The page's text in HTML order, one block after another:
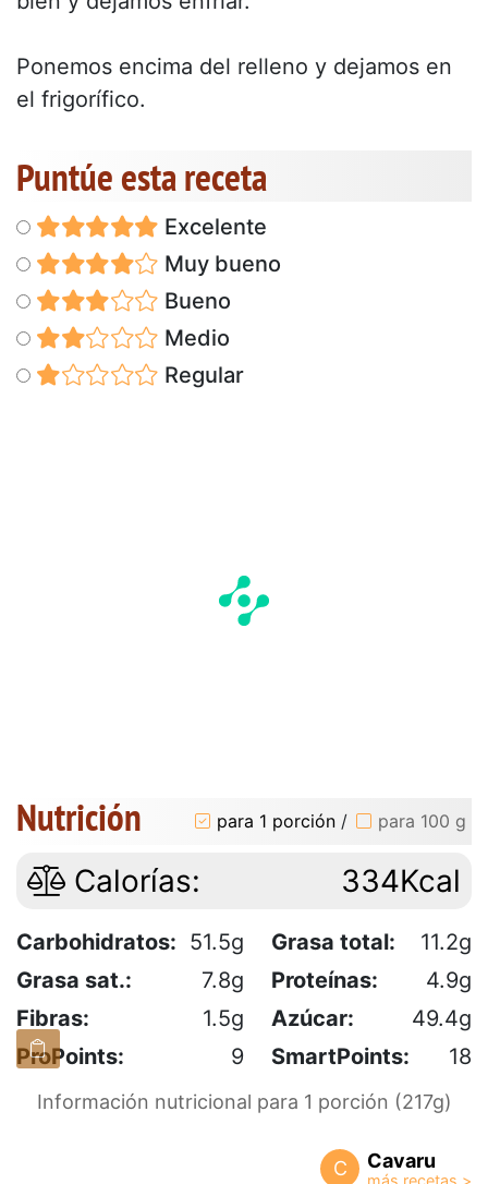
Ponemos encima del relleno y dejamos en
el frigorífico.
Puntúe esta receta
Excelente
Muy bueno
Bueno
Medio
Regular
Nutrición para 1 porción / para 100 g
Calorías: 334Kcal
Carbohidratos: 51.5g Grasa total:
11.2g
Grasa sat.:
7.8g Proteínas:
4.9g
Fibras:
1.5g Azúcar:
49.4g
ProPoints:
9 SmartPoints: 18
Información nutricional para 1 porción (217g)
C Cavaru